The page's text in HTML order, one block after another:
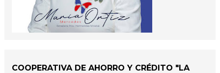
COOPERATIVA DE AHORRO Y CRÉDITO "LA